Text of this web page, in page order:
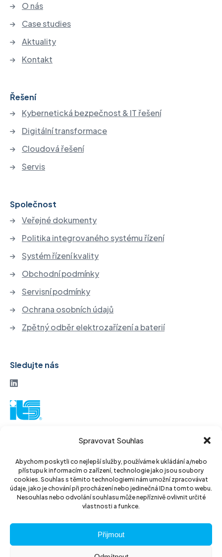
Spravovat Souhlas
Abychom poskytli co nejlepší služby, používáme k ukládání a/nebo
přístupu k informacím o zařízení, technologie jako jsou soubory
cookies. Souhlas s těmito technologiemi nám umožní zpracovávat
údaje, jako je chování při procházení nebo jedinečná ID na tomto webu.
Nesouhlas nebo odvolání souhlasu může nepříznivě ovlivnit určité
vlastnosti a funkce.
Přijmout
O nás
Case studies
Aktuality
Kontakt
Řešení
Kybernetická bezpečnost & IT řešení
Digitální transformace
Cloudová řešení
Servis
Společnost
Veřejné dokumenty
Politika integrovaného systému řízení
Systém řízení kvality
Obchodní podmínky
Servisní podmínky
Ochrana osobních údajů
Zpětný odběr elektrozařízení a baterií
Sledujte nás
130 52 Praha3
Czech Republic
IČ: 14889811